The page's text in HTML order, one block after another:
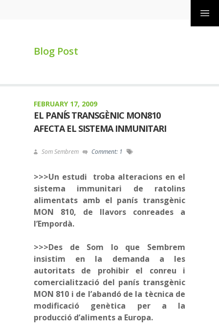
Blog Post
FEBRUARY 17, 2009
EL PANÍS TRANSGÈNIC MON810
AFECTA EL SISTEMA INMUNITARI
Som Sembrem Comment: 1
>>>Un estudi troba alteracions en el
sistema immunitari de ratolins
alimentats amb el panís transgènic
MON 810, de llavors conreades a
l’Empordà.
>>>Des de Som lo que Sembrem
insistim en la demanda a les
autoritats de prohibir el conreu i
comercialització del panís transgènic
MON 810 i de l’abandó de la tècnica de
modificació genètica per a la
producció d’aliments a Europa.